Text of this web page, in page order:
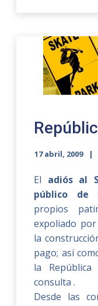
17 abril, 2009
El adiós al
público de
propios
expoliado
la
pago; así
la
consulta .
Desde las